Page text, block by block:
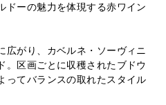
ドーの魅力を体現する赤ワイン
広がり、カベルネ・ソーヴィニ
。区画ごとに収穫されたブドウ
ってバランスの取れたスタイル